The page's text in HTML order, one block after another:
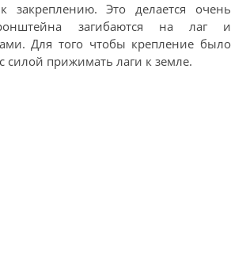
закреплению. Это делается очень
загибаются на лаг и
Для того чтобы крепление было
прижимать лаги к земле.